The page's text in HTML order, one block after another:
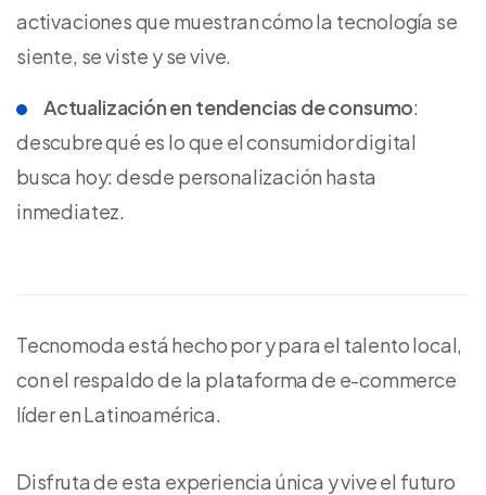
activaciones que muestran cómo la tecnología se
siente, se viste y se vive.
Actualización en tendencias de consumo:
descubre qué es lo que el consumidor digital
busca hoy: desde personalización hasta
inmediatez.
Tecnomoda está hecho por y para el talento local,
con el respaldo de la plataforma de e-commerce
líder en Latinoamérica.
Disfruta de esta experiencia única y vive el futuro